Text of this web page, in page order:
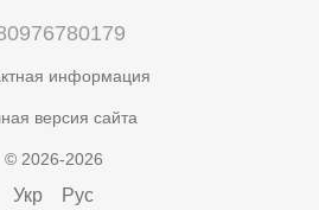
информация
версия сайта
© 2026-2026
Укр Рус